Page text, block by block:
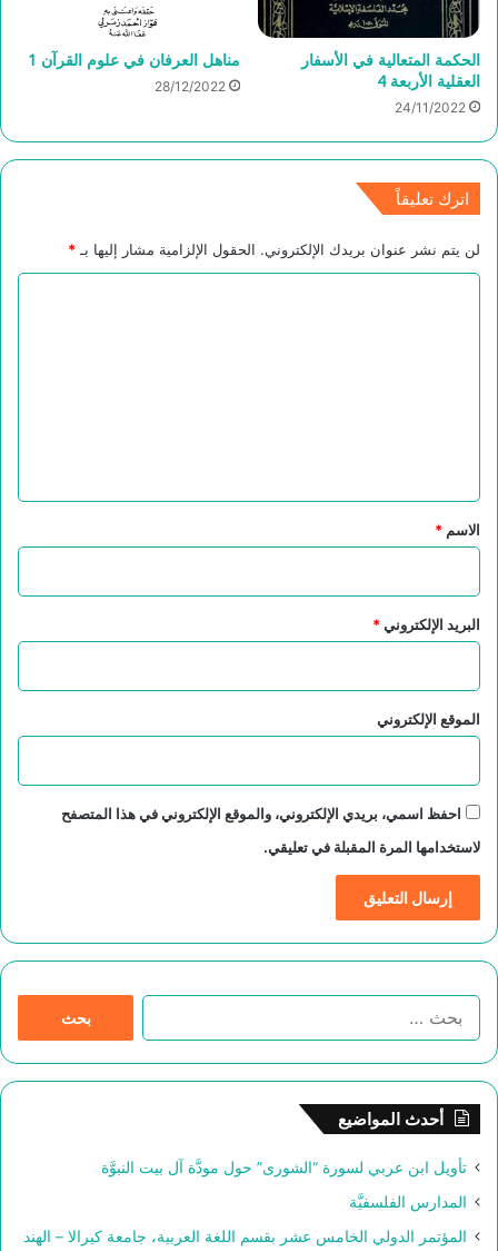
الحكمة المتعالية في الأسفار
العقلية الأربعة 4
24/11/2022
مناهل العرفان في علوم القرآن 1
28/12/2022
اترك تعليقاً
لن يتم نشر عنوان بريدك الإلكتروني. الحقول الإلزامية مشار إليها بـ *
*
الاسم *
البريد الإلكتروني*
الموقع الإلكتروني
احفظ اسمي، بريدي الإلكتروني، والموقع الإلكتروني في هذا المتصفح
لاستخدامها المرة المقبلة في تعليقي.
:
أحدث المواضيع
تأويل ابن عربي لسورة “الشورى” حول مودَّة آل بيت النبوَّة
المدارس الفلسفيَّة
المؤتمر الدولي الخامس عشر بقسم اللغة العربية، جامعة كيرالا – الهند